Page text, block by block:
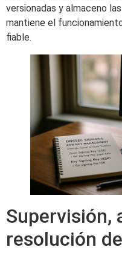
versionadas y almaceno
mantiene el
fiable.
Supervisión,
resolución